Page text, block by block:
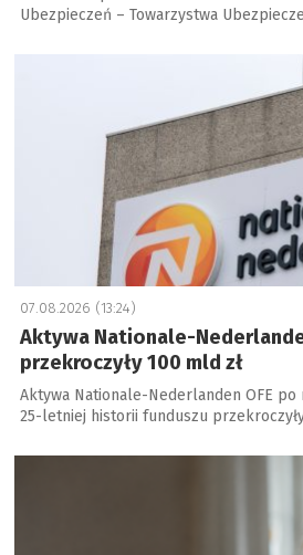
Ubezpieczeń – Towarzystwa
07.08.2026 (13:24)
Aktywa Nationale-
przekroczyły 100 mld zł
Aktywa Nationale-Nederlanden OFE po
25-letniej historii funduszu
a